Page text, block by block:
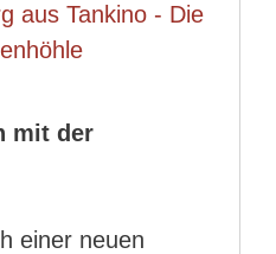
mit der
einer neuen